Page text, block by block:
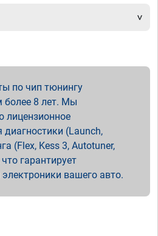
по чип тюнингу
8 лет. Мы
лицензионное
(Launch,
(Flex, Kess 3, Autotuner,
гарантирует
вашего авто.